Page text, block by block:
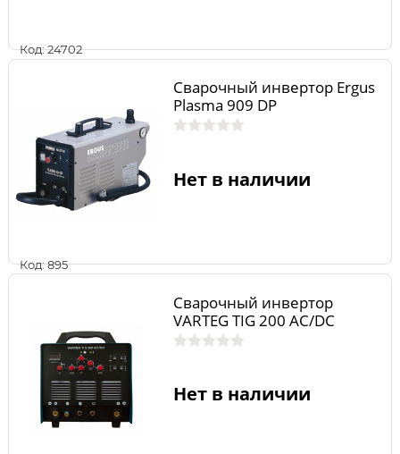
Код: 24702
Код: 895
Сварочный инвертор Ergus
Plasma 909 DP
Нет в наличии
Сварочный инвертор
VARTEG TIG 200 AC/DC
Нет в наличии